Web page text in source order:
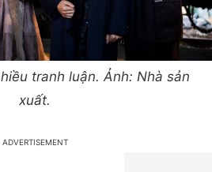
tranh luận. Ảnh: Nhà sản
xuất.